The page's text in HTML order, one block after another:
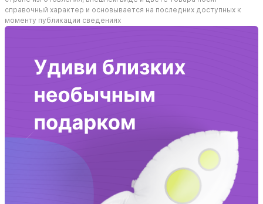
справочный характер и основывается на последних доступных к
моменту публикации сведениях